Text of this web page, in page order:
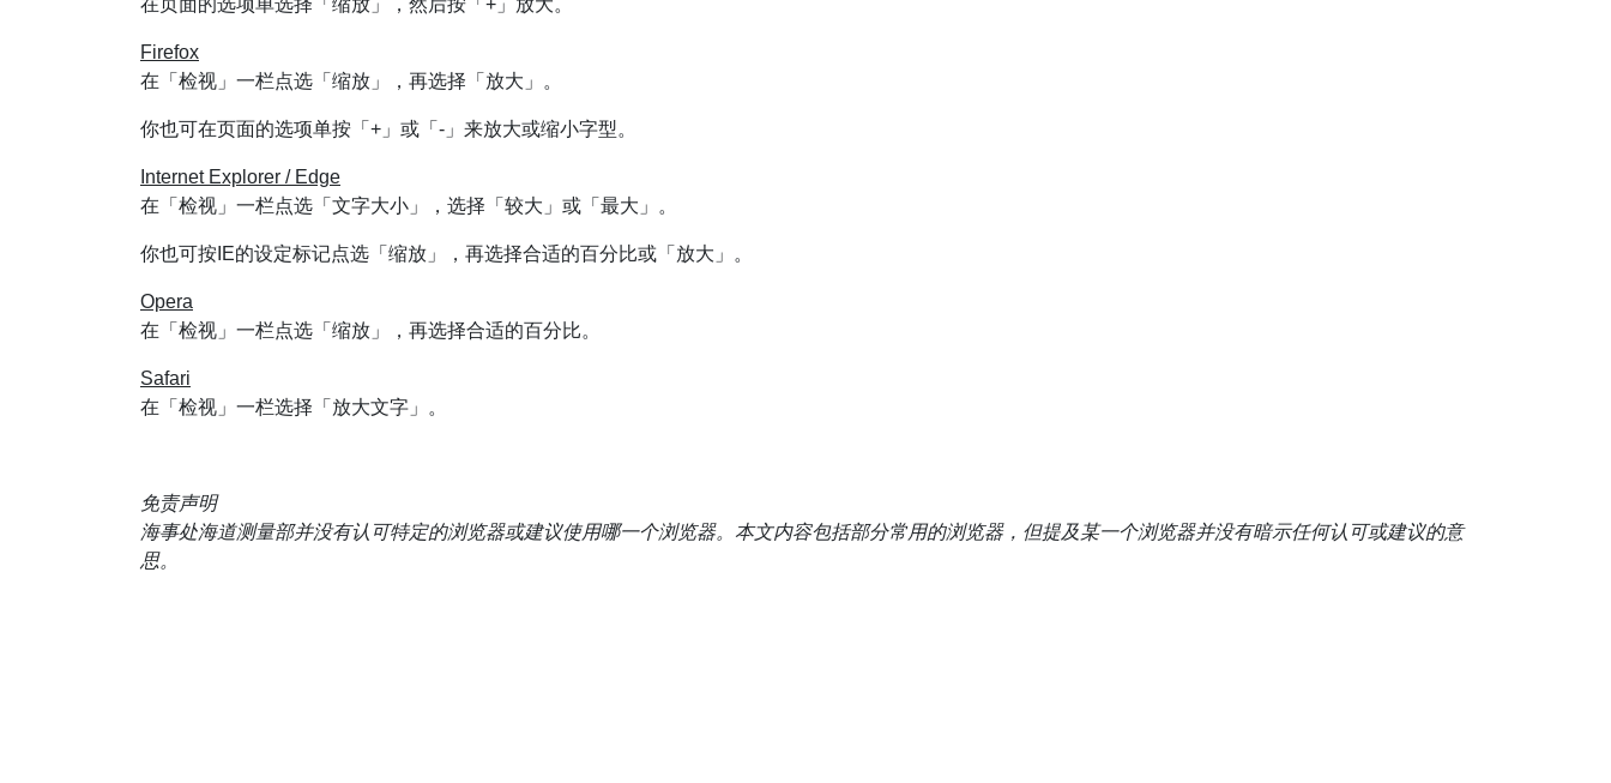
在页面的选项单选择「缩放」，然后按「+」放大。
Firefox
在「检视」一栏点选「缩放」，再选择「放大」。
你也可在页面的选项单按「+」或「-」来放大或缩小字型。
Internet Explorer / Edge
在「检视」一栏点选「文字大小」，选择「较大」或「最大」。
你也可按IE的设定标记点选「缩放」，再选择合适的百分比或「放大」。
Opera
在「检视」一栏点选「缩放」，再选择合适的百分比。
Safari
在「检视」一栏选择「放大文字」。
免责声明
海事处海道测量部并没有认可特定的浏览器或建议使用哪一个浏览器。本文内容包括部分常用的浏览器，但提及某一个浏览器并没有暗示任何认可或建议的意
思。